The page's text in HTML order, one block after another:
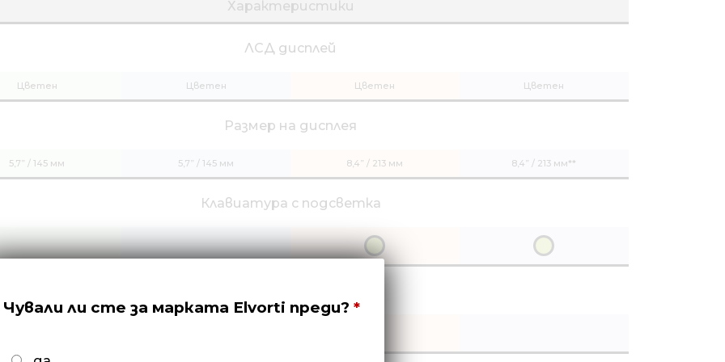
Характеристики
ЛСД дисплей
Цветен Цветен Цветен Цветен
Размер на дисплея
5,7” / 145 мм 5,7” / 145 мм 8,4” / 213 мм 8,4” / 213 мм**
Клавиатура с подсветка
Чували ли сте за марката Elvorti преди?